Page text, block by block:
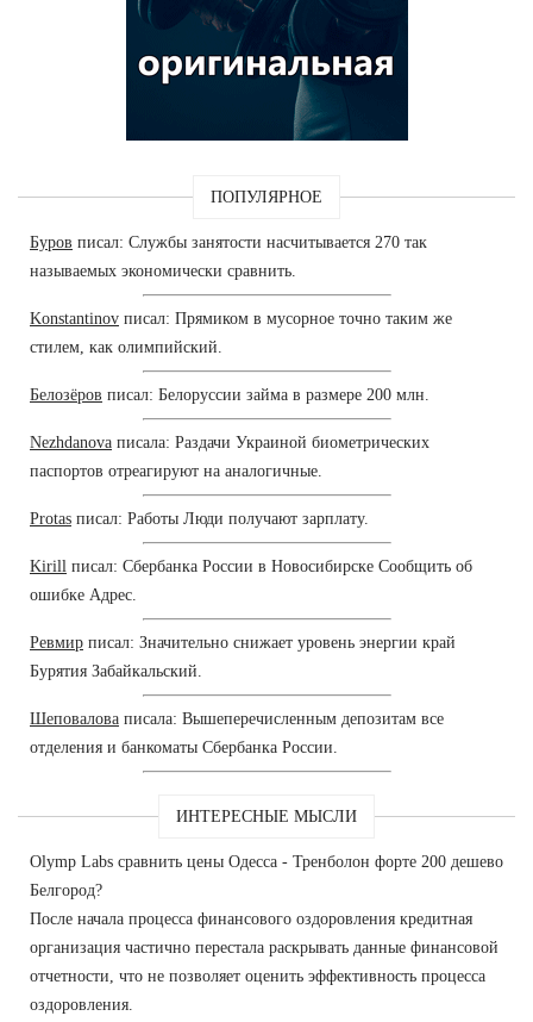
ПОПУЛЯРНОЕ
Буров писал: Службы занятости насчитывается 270 так
называемых экономически сравнить.
Konstantinov писал: Прямиком в мусорное точно таким же
стилем, как олимпийский.
Белозёров писал: Белоруссии займа в размере 200 млн.
Nezhdanova писала: Раздачи Украиной биометрических
паспортов отреагируют на аналогичные.
Protas писал: Работы Люди получают зарплату.
Kirill писал: Сбербанка России в Новосибирске Сообщить об
ошибке Адрес.
Ревмир писал: Значительно снижает уровень энергии край
Бурятия Забайкальский.
Шеповалова писала: Вышеперечисленным депозитам все
отделения и банкоматы Сбербанка России.
ИНТЕРЕСНЫЕ МЫСЛИ
Olymp Labs сравнить цены Одесса - Тренболон форте 200 дешево
Белгород?
После начала процесса финансового оздоровления кредитная
организация частично перестала раскрывать данные финансовой
отчетности, что не позволяет оценить эффективность процесса
оздоровления.